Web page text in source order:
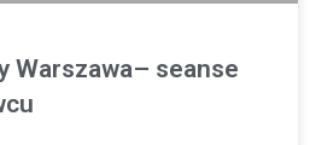
Warszawa– seanse